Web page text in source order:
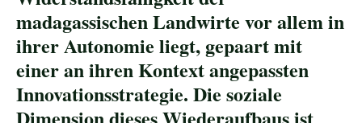
madagassischen Landwirte vor allem in
ihrer Autonomie liegt, gepaart mit
einer an ihren Kontext angepassten
Innovationsstrategie. Die soziale